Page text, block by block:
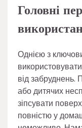
Головні
Однією з
від забруднень.
або дитячих
зіпсувати
повністю у